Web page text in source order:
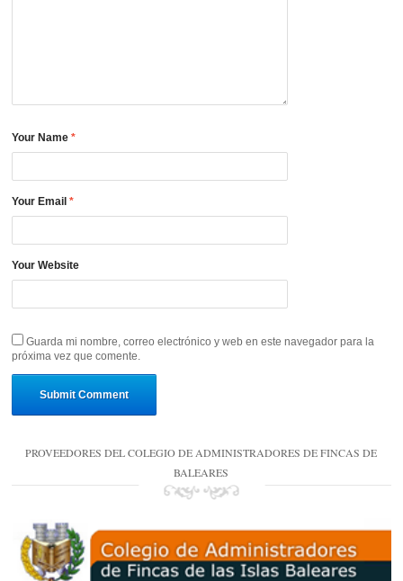
Your Name*
Your Email*
Your Website
Guarda mi nombre, correo electrónico y web en este navegador para la
próxima vez que comente.
PROVEEDORES DEL COLEGIO DE ADMINISTRADORES DE FINCAS DE
BALEARES